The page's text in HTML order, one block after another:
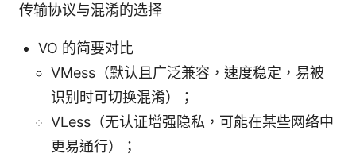
传输协议与混淆的选择
VO 的简要对比
VMess（默认且广泛兼容，速度稳定，易被
识别时可切换混淆）；
VLess（无认证增强隐私，可能在某些网络中
更易通行）；